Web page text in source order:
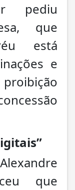
pediu
que
está
e
que